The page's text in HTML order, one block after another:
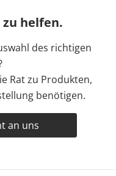
helfen.
des richtigen
Rat zu Produkten,
benötigen.
an uns